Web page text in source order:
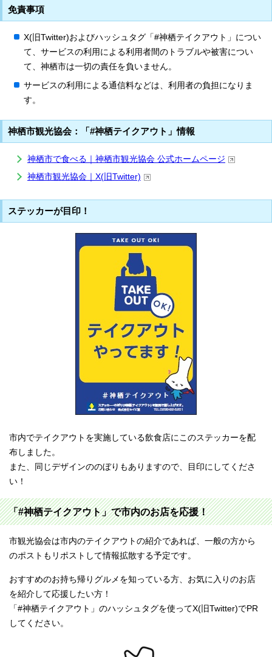
免責事項
X(旧Twitter)およびハッシュタグ「#神栖テイクアウト」につい
て、サービスの利用による利用者間のトラブルや被害につい
て、神栖市は一切の責任を負いません。
サービスの利用による通信料などは、利用者の負担になりま
す。
神栖市観光協会：「#神栖テイクアウト」情報
神栖市で食べる｜神栖市観光協会 公式ホームページ
神栖市観光協会｜X(旧Twitter)
ステッカーが目印！
市内でテイクアウトを実施している飲食店にこのステッカーを配
布しました。
また、同じデザインののぼりもありますので、目印にしてくださ
い！
「#神栖テイクアウト」で市内のお店を応援！
市観光協会は市内のテイクアウトの紹介であれば、一般の方から
のポストもリポストして情報拡散する予定です。
おすすめのお持ち帰りグルメを知っている方、お気に入りのお店
を紹介して応援したい方！
「#神栖テイクアウト」のハッシュタグを使ってX(旧Twitter)でPR
してください。